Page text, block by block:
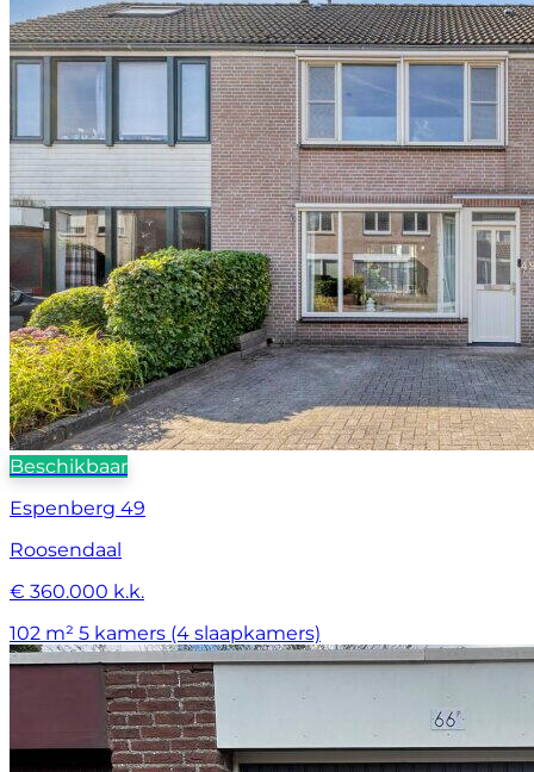
Beschikbaar
Espenberg 49
Roosendaal
€ 360.000 k.k.
102 m² 5 kamers (4 slaapkamers)